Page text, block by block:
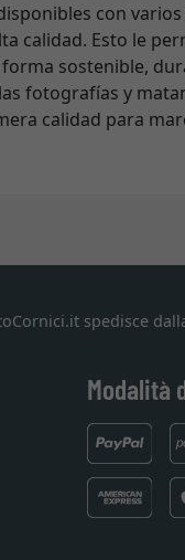
con
calidad. Esto le
sostenible,
fotografías y
calidad para
spedisce
Modalità